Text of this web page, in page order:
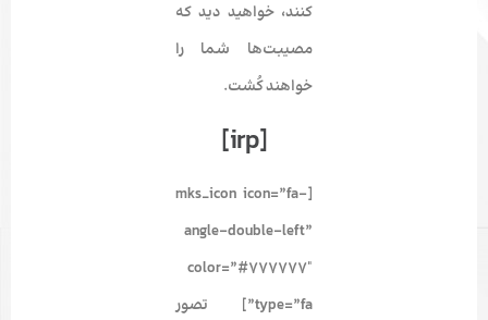
کنند، خواهید دید که
مصیبت­‌ها شما را
خواهند کُشت.
[irp]
[mks_icon icon=”fa-
angle-double-left”
color=”#777777″
type=”fa”] تصور